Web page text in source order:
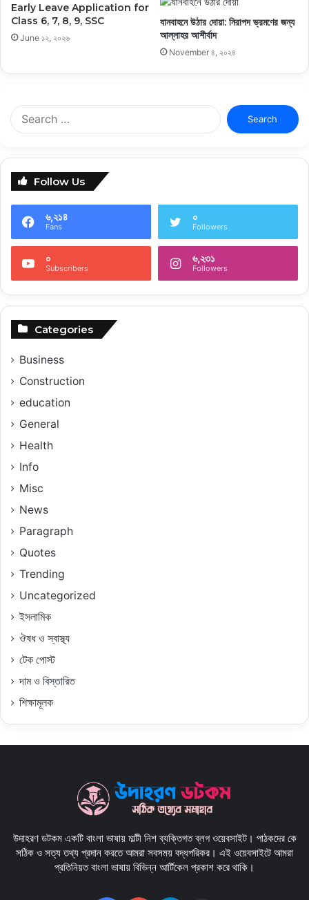
Early Leave Application for
Class 6, 7, 8, 9, SSC
June ১২, ২০২৬
যানবাহনে উঠার দোয়া: নিরাপদ ভ্রমণের জন্য
আল্লাহর আশীর্বাদ
November ৪, ২০২৪
Search
for:
Follow Us
৬,২১৪
Fans
০
Followers
০
Subscribers
৬,২৩১
Followers
Categories
Business
Construction
education
General
Health
Info
Misc
News
Paragraph
Quotes
Trending
Uncategorized
ইসলামিক
ঔষধ ও স্বাস্থ্য
টেক পোস্ট
দাম ও বিস্তারিত
শিক্ষামূলক
উদাহরণ ডটকম একটি বাংলা ভাষায় মাল্টী নিশ ব্যক্তিগত ব্লগ ওয়েবসাইট। পাঠকদের কে
সঠিক ও সত্য তথ্য প্রদান করতে আমরা সবসময় বদ্ধপরিকর। এই ওয়েবসাইটে আমরা
প্রতিনিয়ত বাংলা ভাষায় বিভিন্ন আর্টিকেল প্রকাশ করে থাকি।